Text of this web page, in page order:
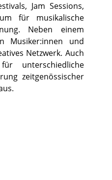
Jam Sessions,
für musikalische
Neben einem
Musiker:innen und
Netzwerk. Auch
unterschiedliche
zeitgenössischer